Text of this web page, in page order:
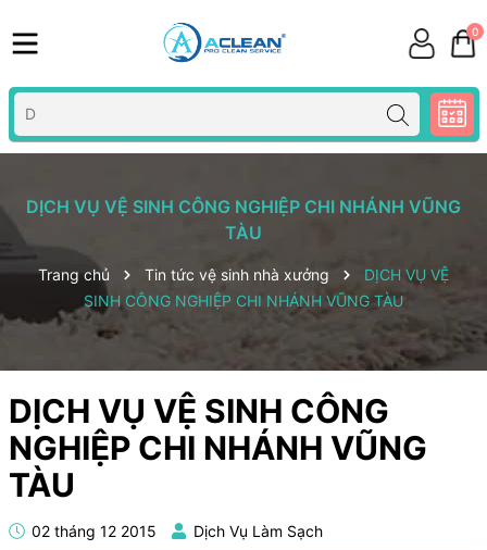
0
DỊCH VỤ VỆ SINH CÔNG NGHIỆP CHI NHÁNH VŨNG
TÀU
Trang chủ Tin tức vệ sinh nhà xưởng
DỊCH VỤ VỆ
SINH CÔNG NGHIỆP CHI NHÁNH VŨNG TÀU
DỊCH VỤ VỆ SINH CÔNG
NGHIỆP CHI NHÁNH VŨNG
TÀU
02 tháng 12 2015 Dịch Vụ Làm Sạch